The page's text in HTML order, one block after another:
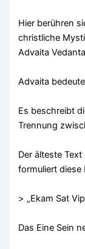
Hier berühren
christliche
Advaita
Advaita
Es beschreibt
Trennung
Der älteste
formuliert diese
> „Ekam Sat
Das Eine Sein